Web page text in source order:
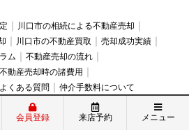
川口市の相続による不動産売却
川口市の不動産買取
売却成功実績
ム
不動産売却の流れ
不動産売却時の諸費用
よくある質問 仲介手数料について
会員登録 来店予約 メニュー